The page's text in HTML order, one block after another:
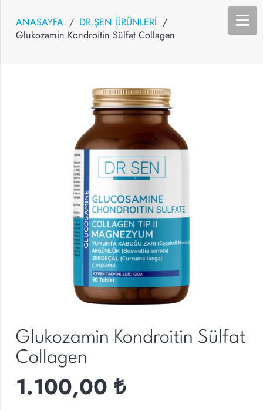
ANASAYFA / DR.ŞEN ÜRÜNLERİ /
Glukozamin Kondroitin Sülfat Collagen
Glukozamin Kondroitin Sülfat
Collagen
1.100,00 ₺